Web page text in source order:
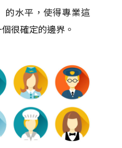
的水平，使得專業這
很確定的邊界。